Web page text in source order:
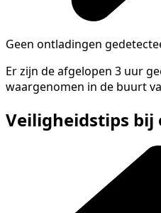
Geen ontladingen
Er zijn de afgelopen 3 uur
waargenomen in de buurt
Veiligheidstips bij